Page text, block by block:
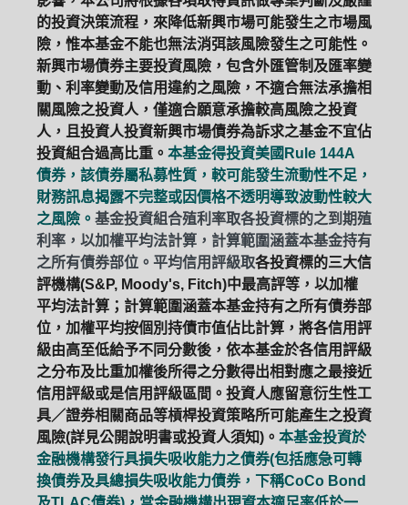
的投資決策流程，來降低新興市場可能發生之市場風
險，惟本基金不能也無法消弭該風險發生之可能性。
新興市場債券主要投資風險，包含外匯管制及匯率變
動、利率變動及信用違約之風險，不適合無法承擔相
關風險之投資人，僅適合願意承擔較高風險之投資
人，且投資人投資新興市場債券為訴求之基金不宜佔
投資組合過高比重。 本基金得投資美國Rule 144A
債券，該債券屬私募性質，較可能發生流動性不足，
財務訊息揭露不完整或因價格不透明導致波動性較大
之風險。 基金投資組合殖利率取各投資標的之到期殖
利率，以加權平均法計算，計算範圍涵蓋本基金持有
之所有債券部位。平均信用評級取各投資標的三大信
評機構(S&P, Moody's, Fitch)中最高評等，以加權
平均法計算；計算範圍涵蓋本基金持有之所有債券部
位，加權平均按個別持債市值佔比計算，將各信用評
級由高至低給予不同分數後，依本基金於各信用評級
之分布及比重加權後所得之分數得出相對應之最接近
信用評級或是信用評級區間。投資人應留意衍生性工
具／證券相關商品等槓桿投資策略所可能產生之投資
風險(詳見公開說明書或投資人須知)。 本基金投資於
金融機構發行具損失吸收能力之債券(包括應急可轉
換債券及具總損失吸收能力債券，下稱CoCo Bond